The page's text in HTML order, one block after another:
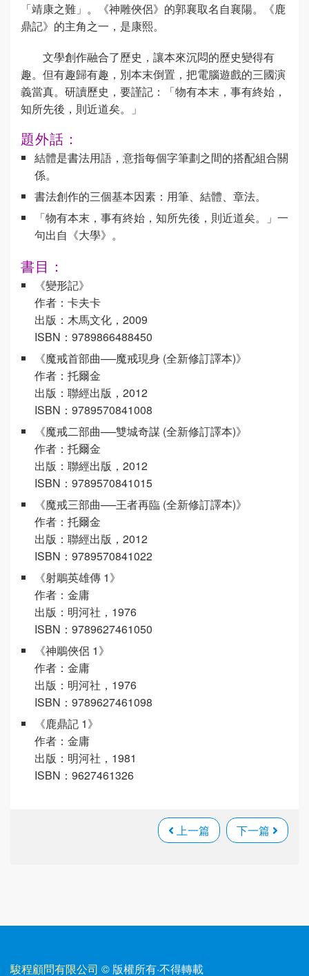
「靖康之難」。《神雕俠侶》的郭襄取名自襄陽。《鹿
鼎記》的主角之一，是康熙。
文學創作融合了歷史，讓本來沉悶的歷史變得有
趣。但有趣歸有趣，別本末倒置，把電腦遊戲的三國演
義當真。研讀歷史，要謹記：「物有本末，事有終始，
知所先後，則近道矣。」
題外話：
結體是書法用語，意指每個字筆劃之間的搭配組合關
係。
書法創作的三個基本因素：用筆、結體、章法。
「物有本末，事有終始，知所先後，則近道矣。」一
句出自《大學》。
書目：
《變形記》
作者：卡夫卡
出版：木馬文化，2009
ISBN：9789866488450
《魔戒首部曲──魔戒現身 (全新修訂譯本)》
作者：托爾金
出版：聯經出版，2012
ISBN：9789570841008
《魔戒二部曲──雙城奇謀 (全新修訂譯本)》
作者：托爾金
出版：聯經出版，2012
ISBN：9789570841015
《魔戒三部曲──王者再臨 (全新修訂譯本)》
作者：托爾金
出版：聯經出版，2012
ISBN：9789570841022
《射鵰英雄傳 1》
作者：金庸
出版：明河社，1976
ISBN：9789627461050
《神鵰俠侶 1》
作者：金庸
出版：明河社，1976
ISBN：9789627461098
《鹿鼎記 1》
作者：金庸
出版：明河社，1981
ISBN：9627461326
上一篇 下一篇
駿程顧問有限公司 © 版權所有·不得轉載